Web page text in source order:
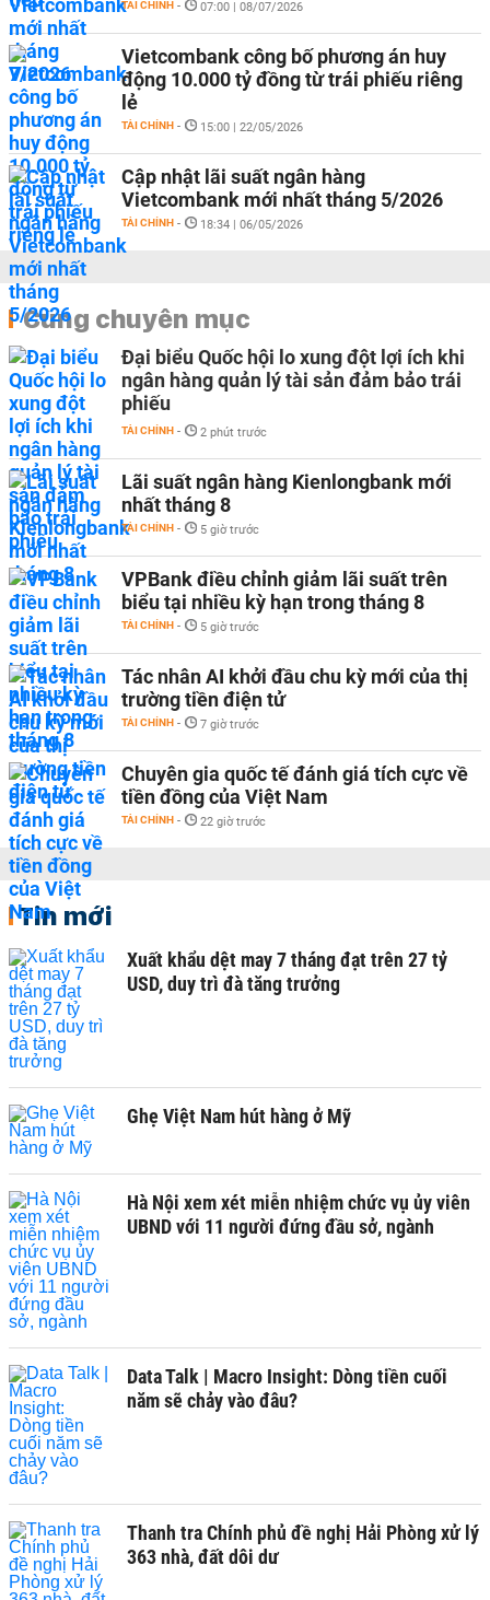
TÀI CHÍNH - 07:00 | 08/07/2026
Vietcombank công bố phương án huy
động 10.000 tỷ đồng từ trái phiếu riêng
lẻ
TÀI CHÍNH - 15:00 | 22/05/2026
Cập nhật lãi suất ngân hàng
Vietcombank mới nhất tháng 5/2026
TÀI CHÍNH - 18:34 | 06/05/2026
Cùng chuyên mục
Đại biểu Quốc hội lo xung đột lợi ích khi
ngân hàng quản lý tài sản đảm bảo trái
phiếu
TÀI CHÍNH - 2 phút trước
Lãi suất ngân hàng Kienlongbank mới
nhất tháng 8
TÀI CHÍNH - 5 giờ trước
VPBank điều chỉnh giảm lãi suất trên
biểu tại nhiều kỳ hạn trong tháng 8
TÀI CHÍNH - 5 giờ trước
Tác nhân AI khởi đầu chu kỳ mới của thị
trường tiền điện tử
TÀI CHÍNH - 7 giờ trước
Chuyên gia quốc tế đánh giá tích cực về
tiền đồng của Việt Nam
TÀI CHÍNH - 22 giờ trước
Tin mới
Xuất khẩu dệt may 7 tháng đạt trên 27 tỷ
USD, duy trì đà tăng trưởng
Ghẹ Việt Nam hút hàng ở Mỹ
Hà Nội xem xét miễn nhiệm chức vụ ủy viên
UBND với 11 người đứng đầu sở, ngành
Data Talk | Macro Insight: Dòng tiền cuối
năm sẽ chảy vào đâu?
Thanh tra Chính phủ đề nghị Hải Phòng xử lý
363 nhà, đất dôi dư